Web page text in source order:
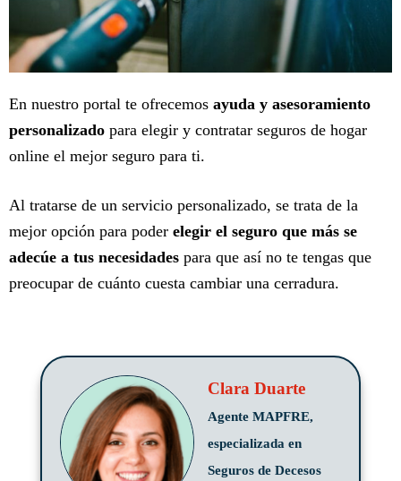
En nuestro portal te ofrecemos ayuda y asesoramiento
personalizado para elegir y contratar seguros de hogar
online el mejor seguro para ti.
Al tratarse de un servicio personalizado, se trata de la
mejor opción para poder elegir el seguro que más se
adecúe a tus necesidades para que así no te tengas que
preocupar de cuánto cuesta cambiar una cerradura.
Clara Duarte
Agente MAPFRE,
especializada en
Seguros de Decesos